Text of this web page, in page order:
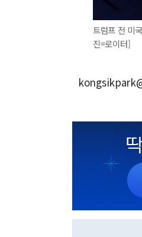
트럼프 전 미
진=로이터]